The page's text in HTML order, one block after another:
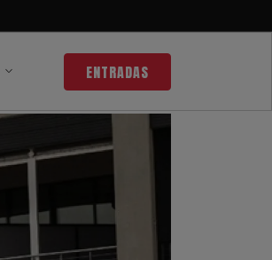
ENTRADAS